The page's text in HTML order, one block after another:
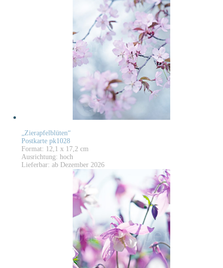
„Zierapfelblüten“
Postkarte pk1028
Format: 12,1 x 17,2 cm
Ausrichtung: hoch
Lieferbar: ab Dezember 2026